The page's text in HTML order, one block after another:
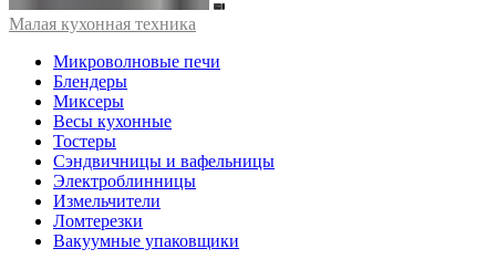
Малая кухонная техника
Микроволновые печи
Блендеры
Миксеры
Весы кухонные
Тостеры
Сэндвичницы и вафельницы
Электроблинницы
Измельчители
Ломтерезки
Вакуумные упаковщики